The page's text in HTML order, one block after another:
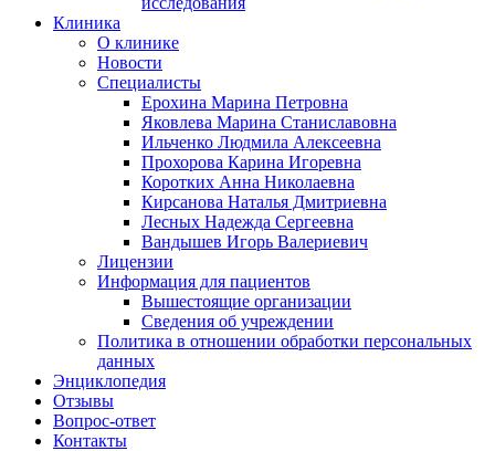
Клиника
О клинике
Новости
Специалисты
Ерохина Марина Петровна
Яковлева Марина Станиславовна
Ильченко Людмила Алексеевна
Прохорова Карина Игоревна
Коротких Анна Николаевна
Кирсанова Наталья Дмитриевна
Лесных Надежда Сергеевна
Вандышев Игорь Валериевич
Лицензии
Информация для пациентов
Вышестоящие организации
Сведения об учреждении
Политика в отношении обработки персональных
данных
Энциклопедия
Отзывы
Вопрос-ответ
Контакты